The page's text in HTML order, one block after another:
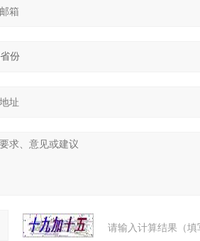
请输入计算结果（